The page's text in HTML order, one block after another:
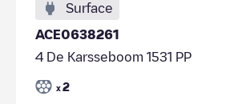
Surface
ACE0638261
4 De Karsseboom 1531 PP
x 2